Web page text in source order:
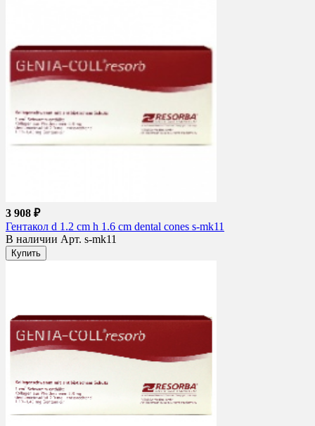
3 908 ₽
Гентакол d 1.2 cm h 1.6 cm dental cones s-mk11
В наличии Арт. s-mk11
Купить